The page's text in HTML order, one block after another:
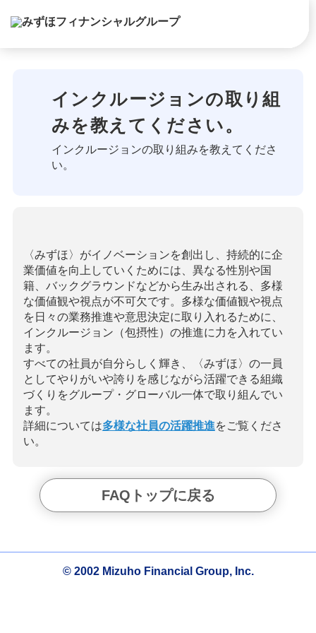
インクルージョンの取り組
みを教えてください。
インクルージョンの取り組みを教えてくださ
い。
〈みずほ〉がイノベーションを創出し、持続的に企
業価値を向上していくためには、異なる性別や国
籍、バックグラウンドなどから生み出される、多様
な価値観や視点が不可欠です。多様な価値観や視点
を日々の業務推進や意思決定に取り入れるために、
インクルージョン（包摂性）の推進に力を入れてい
ます。
すべての社員が自分らしく輝き、〈みずほ〉の一員
としてやりがいや誇りを感じながら活躍できる組織
づくりをグループ・グローバル一体で取り組んでい
ます。
詳細については多様な社員の活躍推進をご覧くださ
い。
FAQトップに戻る
© 2002 Mizuho Financial Group, Inc.